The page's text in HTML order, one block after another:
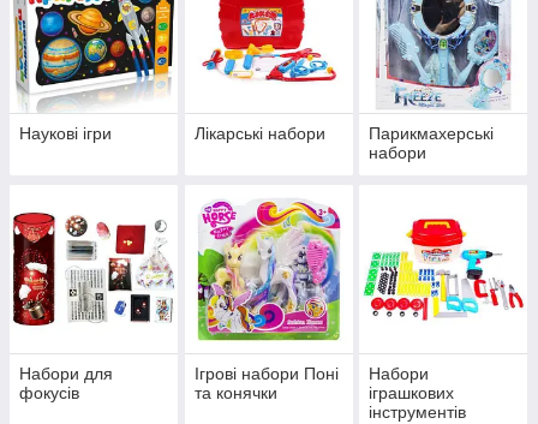
Наукові ігри Лікарські набори
Парикмахерські
набори
Набори для
фокусів
Ігрові набори Поні
та конячки
Набори
іграшкових
інструментів